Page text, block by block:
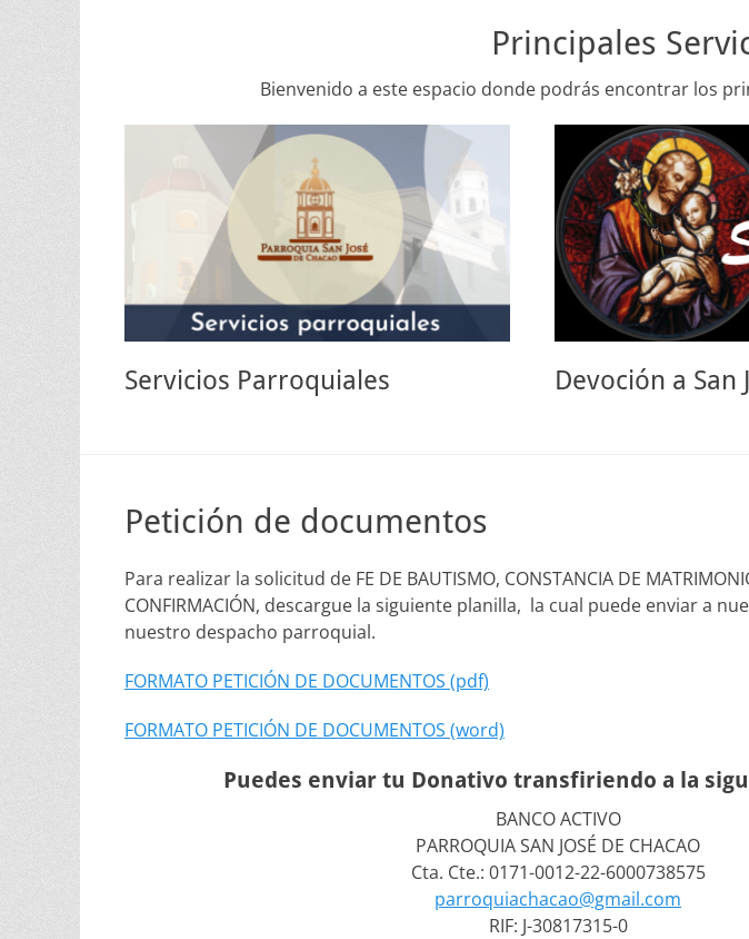
Principales
Bienvenido a este espacio donde podrás encontrar los
Servicios Parroquiales Devoción a San
Petición de documentos
Para realizar la solicitud de FE DE BAUTISMO, CONSTANCIA DE
CONFIRMACIÓN, descargue la siguiente planilla, la cual puede enviar a
nuestro despacho parroquial.
FORMATO PETICIÓN DE DOCUMENTOS (pdf)
FORMATO PETICIÓN DE DOCUMENTOS (word)
Puedes enviar tu Donativo transfiriendo a la
BANCO ACTIVO
PARROQUIA SAN JOSÉ DE CHACAO
Cta. Cte.: 0171-0012-22-6000738575
parroquiachacao@gmail.com
RIF: J-30817315-0